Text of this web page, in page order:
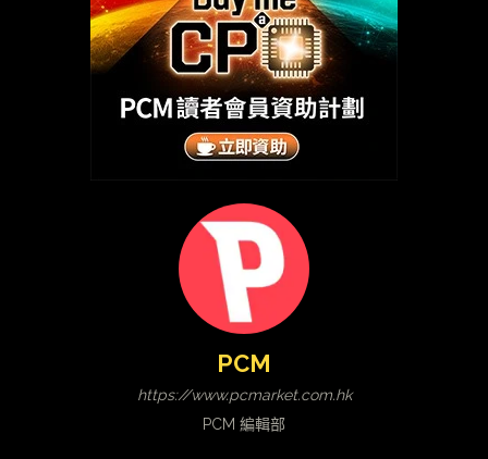
PCM
https://www.pcmarket.com.hk
PCM 編輯部